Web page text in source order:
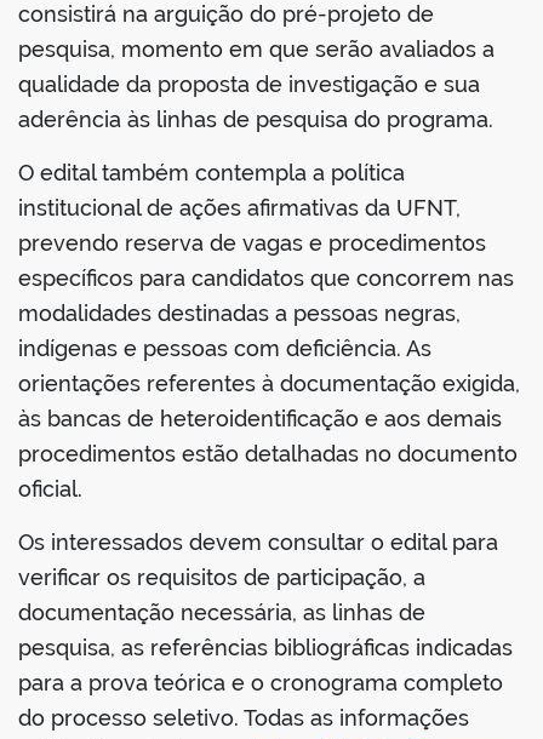
consistirá na arguição do pré-projeto de
pesquisa, momento em que serão avaliados a
qualidade da proposta de investigação e sua
aderência às linhas de pesquisa do programa.
O edital também contempla a política
institucional de ações afirmativas da UFNT,
prevendo reserva de vagas e procedimentos
específicos para candidatos que concorrem nas
modalidades destinadas a pessoas negras,
indígenas e pessoas com deficiência. As
orientações referentes à documentação exigida,
às bancas de heteroidentificação e aos demais
procedimentos estão detalhadas no documento
oficial.
Os interessados devem consultar o edital para
verificar os requisitos de participação, a
documentação necessária, as linhas de
pesquisa, as referências bibliográficas indicadas
para a prova teórica e o cronograma completo
do processo seletivo. Todas as informações